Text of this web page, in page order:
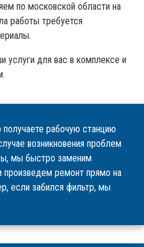
по московской области на
работы требуется
услуги для вас в комплексе и
получаете рабочую станцию
возникновения проблем
мы быстро заменим
произведем ремонт прямо на
если забился фильтр, мы